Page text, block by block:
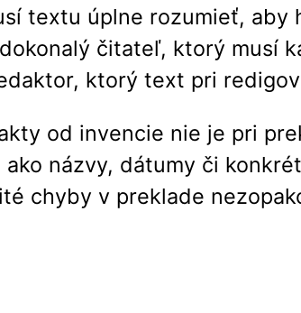
textu úplne rozumieť,
čitateľ, ktorý musí
ktorý text pri
od invencie nie je pri
ako názvy, dátumy či
chyby v preklade